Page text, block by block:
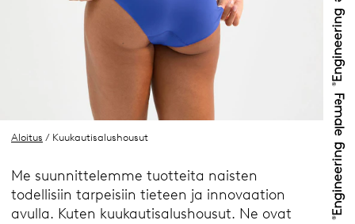
Aloitus / Kuukautisalushousut
Me suunnittelemme tuotteita naisten
todellisiin tarpeisiin tieteen ja innovaation
avulla. Kuten kuukautisalushousut. Ne ovat